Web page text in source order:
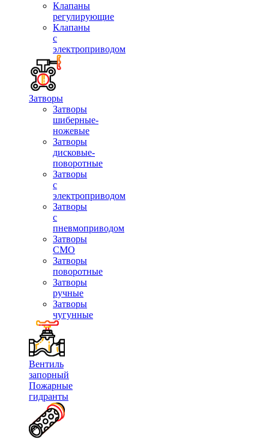
Клапаны
регулирующие
Клапаны
с
электроприводом
Затворы
Затворы
шиберные-
ножевые
Затворы
дисковые-
поворотные
Затворы
с
электроприводом
Затворы
с
пневмоприводом
Затворы
СМО
Затворы
поворотные
Затворы
ручные
Затворы
чугунные
Вентиль
запорный
Пожарные
гидранты